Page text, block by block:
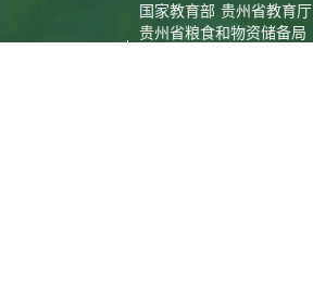
国家教育部 贵州省教育厅
贵州省粮食和物资储备局